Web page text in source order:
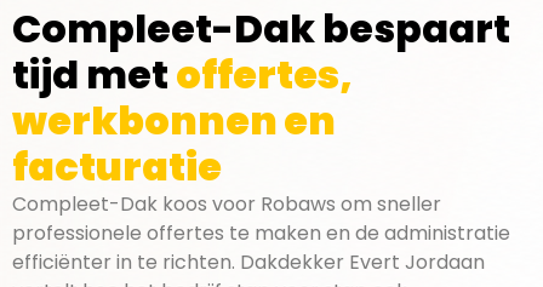
Compleet-Dak bespaart
tijd metoffertes,
werkbonnen en
facturatie
Compleet-Dak koos voor Robaws om sneller
professionele offertes te maken en de administratie
efficiënter in te richten. Dakdekker Evert Jordaan